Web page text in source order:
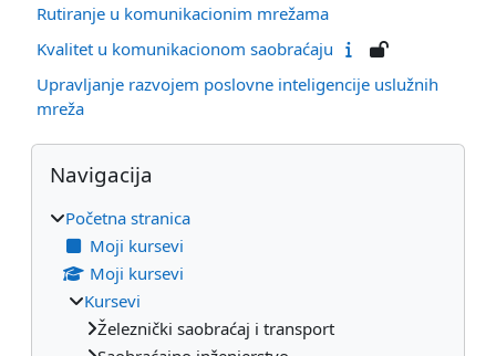
Rutiranje u komunikacionim mrežama
Kvalitet u komunikacionom saobraćaju
Upravljanje razvojem poslovne inteligencije uslužnih
mreža
Blokovi
Preskoči Navigacija
Navigacija
Početna stranica
Moji kursevi
Moji kursevi
Kursevi
Železnički saobraćaj i transport